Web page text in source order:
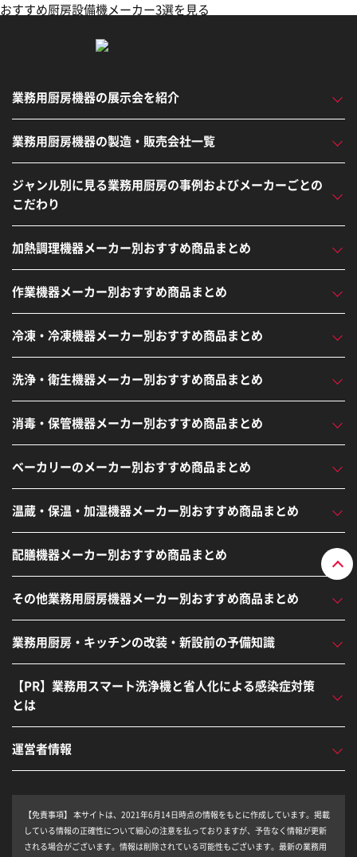
おすすめ厨房設備機メーカー3選を見る
業務用厨房機器の展示会を紹介
業務用厨房機器の製造・販売会社一覧
ジャンル別に見る業務用厨房の事例およびメーカーごとの
こだわり
加熱調理機器メーカー別おすすめ商品まとめ
作業機器メーカー別おすすめ商品まとめ
冷凍・冷凍機器メーカー別おすすめ商品まとめ
洗浄・衛生機器メーカー別おすすめ商品まとめ
消毒・保管機器メーカー別おすすめ商品まとめ
ベーカリーのメーカー別おすすめ商品まとめ
温蔵・保温・加湿機器メーカー別おすすめ商品まとめ
配膳機器メーカー別おすすめ商品まとめ
その他業務用厨房機器メーカー別おすすめ商品まとめ
業務用厨房・キッチンの改装・新設前の予備知識
【PR】業務用スマート洗浄機と省人化による感染症対策
とは
運営者情報
【免責事項】 本サイトは、2021年6月14日時点の情報をもとに作成しています。掲載
している情報の正確性について細心の注意を払っておりますが、予告なく情報が更新
される場合がございます。情報は削除されている可能性もございます。最新の業務用